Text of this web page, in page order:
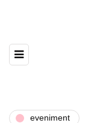
eveniment